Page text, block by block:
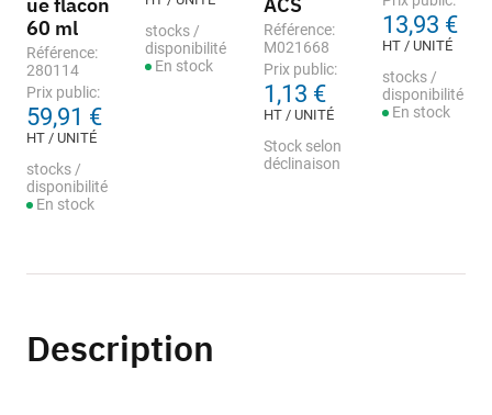
ue flacon
60 ml
Référence:
280114
Prix public:
59,91 €
HT / UNITÉ
stocks /
disponibilité
En stock
stocks /
disponibilité
En stock
ACS
Référence:
M021668
Prix public:
1,13 €
HT / UNITÉ
Stock selon
déclinaison
13,93 €
HT / UNITÉ
stocks /
disponibilité
En stock
Description